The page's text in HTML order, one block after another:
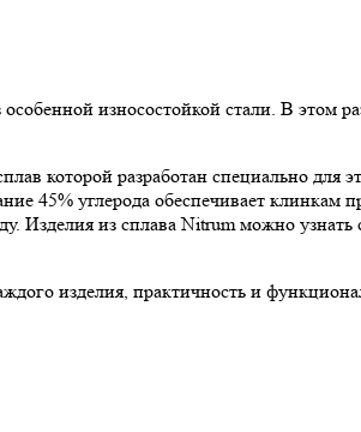
износостойкой стали. В этом
которой разработан специально для
45% углерода обеспечивает клинкам
Изделия из сплава Nitrum можно узнать
изделия, практичность и